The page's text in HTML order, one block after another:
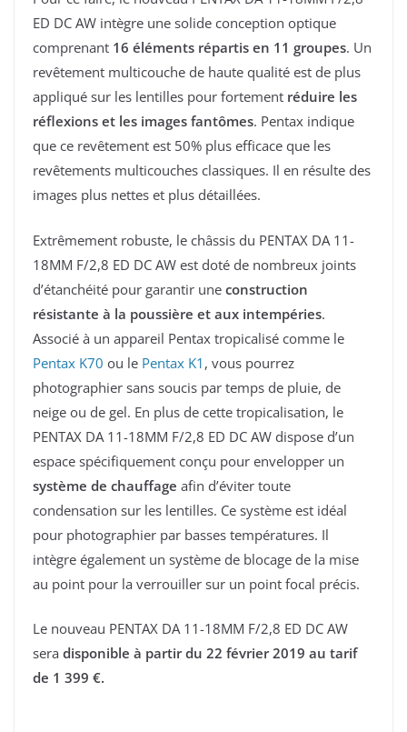
ED DC AW intègre une solide conception optique
comprenant 16 éléments répartis en 11 groupes. Un
revêtement multicouche de haute qualité est de plus
appliqué sur les lentilles pour fortement réduire les
réflexions et les images fantômes. Pentax indique
que ce revêtement est 50% plus efficace que les
revêtements multicouches classiques. Il en résulte des
images plus nettes et plus détaillées.
Extrêmement robuste, le châssis du PENTAX DA 11-
18MM F/2,8 ED DC AW est doté de nombreux joints
d’étanchéité pour garantir une construction
résistante à la poussière et aux intempéries.
Associé à un appareil Pentax tropicalisé comme le
Pentax K70 ou le Pentax K1 , vous pourrez
photographier sans soucis par temps de pluie, de
neige ou de gel. En plus de cette tropicalisation, le
PENTAX DA 11-18MM F/2,8 ED DC AW dispose d’un
espace spécifiquement conçu pour envelopper un
système de chauffage afin d’éviter toute
condensation sur les lentilles. Ce système est idéal
pour photographier par basses températures. Il
intègre également un système de blocage de la mise
au point pour la verrouiller sur un point focal précis.
Le nouveau PENTAX DA 11-18MM F/2,8 ED DC AW
sera disponible à partir du 22 février 2019 au tarif
de 1 399 €.